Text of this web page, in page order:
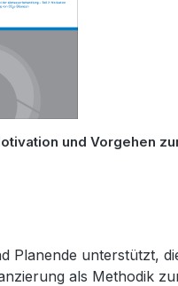
unterstützt,
als Methodik